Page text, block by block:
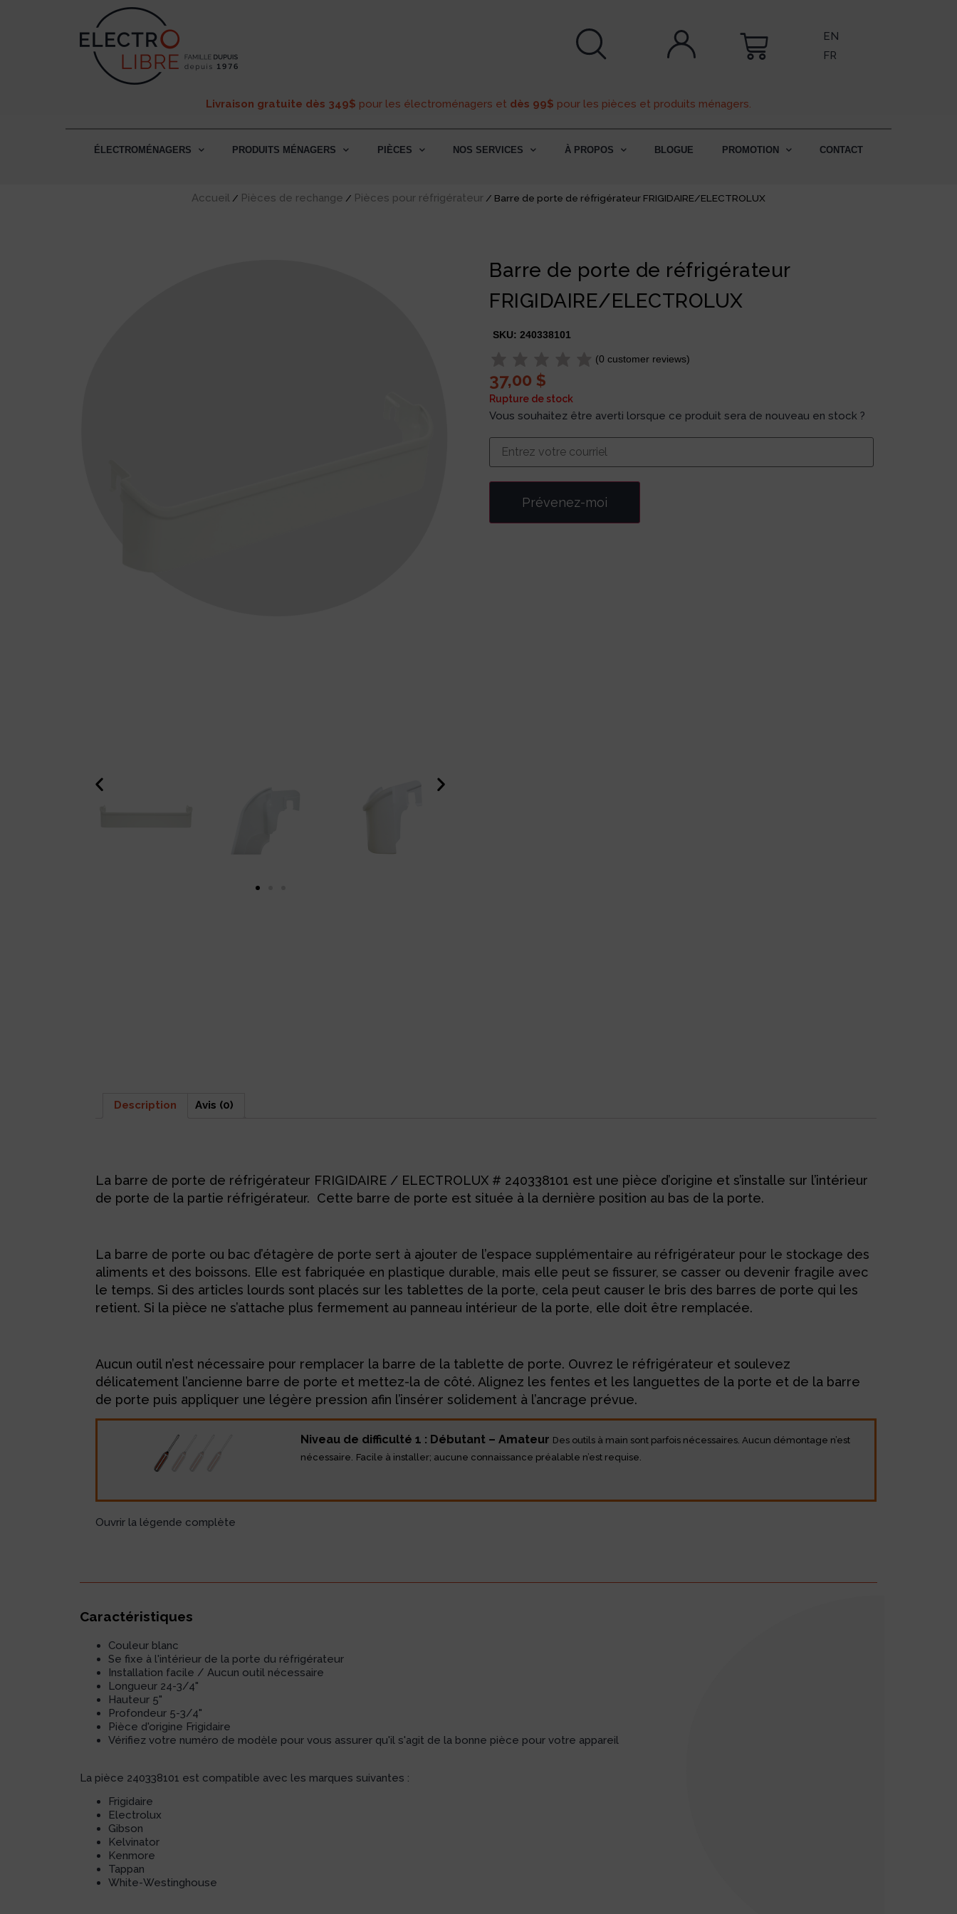
EN
FR
Livraison gratuite dès 349$ pour les électroménagers et dès 99$ pour les pièces et produits ménagers.
ÉLECTROMÉNAGERS PRODUITS MÉNAGERS PIÈCES NOS SERVICES À PROPOS BLOGUE PROMOTION CONTACT
Accueil / Pièces de rechange / Pièces pour réfrigérateur / Barre de porte de réfrigérateur FRIGIDAIRE/ELECTROLUX
Barre de porte de réfrigérateur
FRIGIDAIRE/ELECTROLUX
SKU:240338101
(0 customer reviews)
37,00 $
Rupture de stock
Vous souhaitez être averti lorsque ce produit sera de nouveau en stock ?
Prévenez-moi
Description Avis (0)
La barre de porte de réfrigérateur FRIGIDAIRE / ELECTROLUX # 240338101 est une pièce d’origine et s’installe sur l’intérieur
de porte de la partie réfrigérateur. Cette barre de porte est située à la dernière position au bas de la porte.
La barre de porte ou bac d’étagère de porte sert à ajouter de l’espace supplémentaire au réfrigérateur pour le stockage des
aliments et des boissons. Elle est fabriquée en plastique durable, mais elle peut se fissurer, se casser ou devenir fragile avec
le temps. Si des articles lourds sont placés sur les tablettes de la porte, cela peut causer le bris des barres de porte qui les
retient. Si la pièce ne s’attache plus fermement au panneau intérieur de la porte, elle doit être remplacée.
Aucun outil n’est nécessaire pour remplacer la barre de la tablette de porte. Ouvrez le réfrigérateur et soulevez
délicatement l’ancienne barre de porte et mettez-la de côté. Alignez les fentes et les languettes de la porte et de la barre
de porte puis appliquer une légère pression afin l’insérer solidement à l’ancrage prévue.
Niveau de difficulté 1 : Débutant – Amateur Des outils à main sont parfois nécessaires. Aucun démontage n’est
nécessaire. Facile à installer; aucune connaissance préalable n’est requise.
Ouvrir la légende complète
Caractéristiques
Couleur blanc
Se fixe à l'intérieur de la porte du réfrigérateur
Installation facile / Aucun outil nécessaire
Longueur 24-3/4"
Hauteur 5"
Profondeur 5-3/4"
Pièce d'origine Frigidaire
Vérifiez votre numéro de modèle pour vous assurer qu'il s'agit de la bonne pièce pour votre appareil
La pièce 240338101 est compatible avec les marques suivantes :
Frigidaire
Electrolux
Gibson
Kelvinator
Kenmore
Tappan
White-Westinghouse